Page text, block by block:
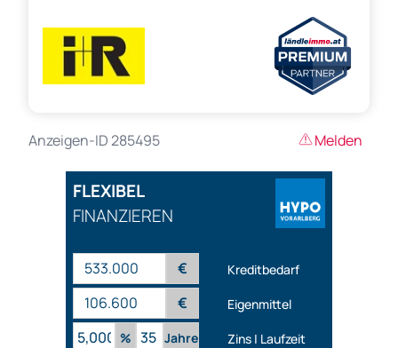
Anzeigen-ID 285495 Melden
FLEXIBEL
FINANZIEREN
€ Kreditbedarf
€
Eigenmittel
%
Jahre Zins | Laufzeit